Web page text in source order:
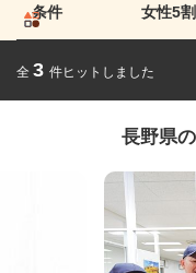
条件 女性5
全 3 件ヒットしました
長野県